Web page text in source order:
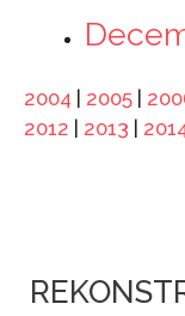
2004 2005
2012
2013